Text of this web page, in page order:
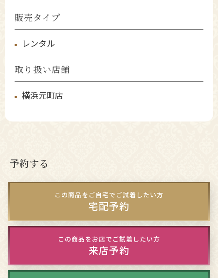
販売タイプ
レンタル
取り扱い店舗
横浜元町店
予約する
この商品をご自宅でご試着したい方
宅配予約
この商品をお店でご試着したい方
来店予約